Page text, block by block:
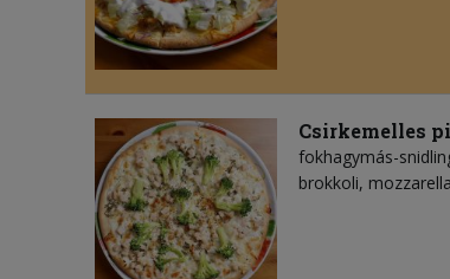
Csirkemelles
fokhagymás-
brokkoli,